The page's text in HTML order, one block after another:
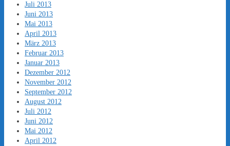
Juli 2013
Juni 2013
Mai 2013
April 2013
März 2013
Februar 2013
Januar 2013
Dezember 2012
November 2012
September 2012
August 2012
Juli 2012
Juni 2012
Mai 2012
April 2012